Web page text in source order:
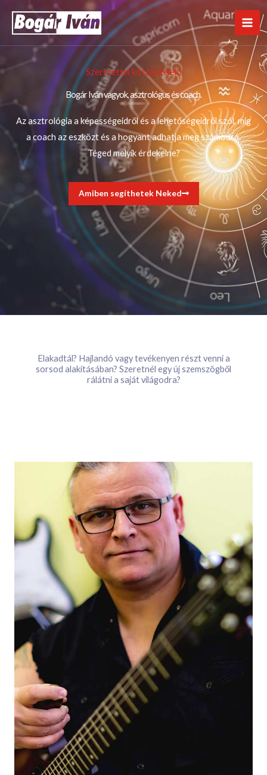
Szeretettel köszöntelek!
Bogár Iván vagyok, asztrológus és coach.
Az asztrológia a képességeidről és a lehetőségeidről szól, míg
a coach az eszközt és a hogyant adhatja meg számodra.
Téged melyik érdekelne?
Amiben segíthetek Neked
Elakadtál? Hajlandó vagy tevékenyen részt venni a
sorsod alakításában? Szeretnél egy új szemszögből
rálátni a saját világodra?